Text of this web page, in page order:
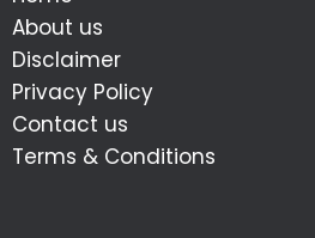
About us
Disclaimer
Privacy Policy
Contact us
Terms & Conditions